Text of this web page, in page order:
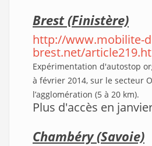
Brest(Finistère)
http://www.mobilite-
brest.net/
Expérimentation d'autostop
à février 2014, sur le secteur
l’agglomération (5 à 20 km).
Plus d'accès en
Chambéry(Savoie)